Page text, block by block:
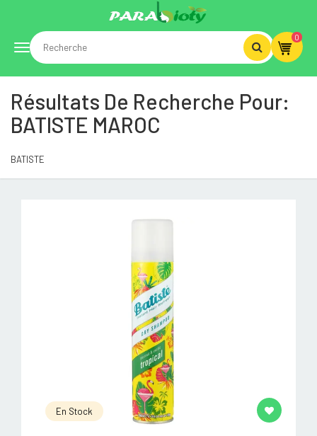
Toggle
navigation
0
Résultats De Recherche Pour:
BATISTE MAROC
BATISTE
En Stock